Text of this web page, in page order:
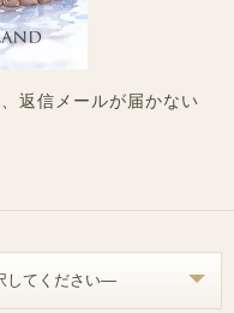
返信メールが届かない